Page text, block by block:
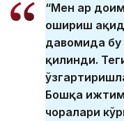
“Мен ҳар
ошириш
давомида
қилинди.
Бошқа
чоралари